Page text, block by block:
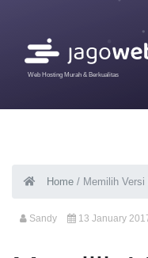
Web Hosting Murah & Berkualitas
Home / Memilih Versi
Sandy 13 January